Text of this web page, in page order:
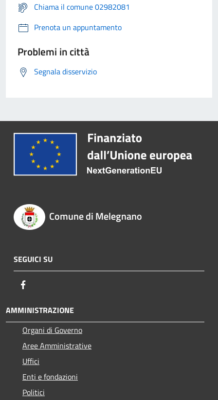
Chiama il comune 02982081
Prenota un appuntamento
Problemi in città
Segnala disservizio
Comune di Melegnano
SEGUICI SU
AMMINISTRAZIONE
Organi di Governo
Aree Amministrative
Uffici
Enti e fondazioni
Politici